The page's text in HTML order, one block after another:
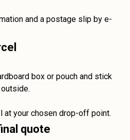
and a postage slip by e-
box or pouch and stick
at your chosen drop-off point.
quote